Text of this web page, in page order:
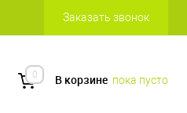
Заказать звонок
0 В корзине пока пусто